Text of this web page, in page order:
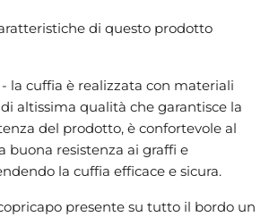
di questo prodotto
- la cuffia è realizzata con materiali
altissima qualità che garantisce la
del prodotto, è confortevole al
buona resistenza ai graffi e
la cuffia efficace e sicura.
presente su tutto il bordo un